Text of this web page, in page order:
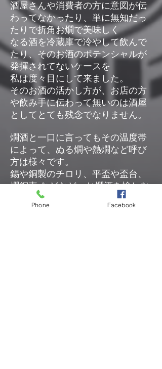
酒屋さんや消費者の方に意図が伝
わってなかったり、単に無知だっ
たりで折角お燗で美味しく
なる酒を冷蔵庫で冷やして飲んで
たり、そのお酒のポテンシャルが
発揮されてないケースを
私は度々目にして来ました。
そのお酒の活かし方が、お店の方
や飲み手に伝わって無いのは酒屋
としてとても残念でなりません。
燗酒と一口に言ってもその温度帯
によって、ぬる燗や熱燗など呼び
方は様々です。
錫や銅製のチロリ、平盃や盃台、
燗銅壺 などなど、お燗酒を愉しむ
為の専用の道具があるほどです。
また冷酒と違って熱の入れ方によ
Phone Facebook